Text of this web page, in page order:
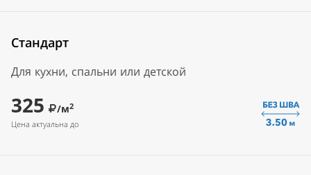
Стандарт
Для кухни, спальни или детской
325 /м2
Цена актуальна до